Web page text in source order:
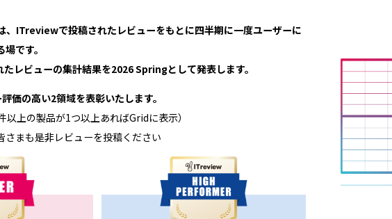
ITreviewで投稿されたレビューをもとに四半期に一度ユーザーに
です。
レビューの集計結果を2026 Springとして発表します。
価の高い2領域を表彰いたします。
以上の製品が1つ以上あればGridに表示）
まも是非レビューを投稿ください